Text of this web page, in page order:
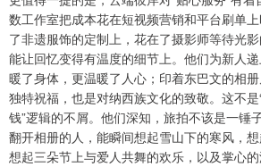
数工作室把成本花在短视频营销和平台刷单
了非遗服饰的定制上，花在了摄影师等待光
能让回忆变得有温度的细节上。他们为新人
暖了身体，更温暖了人心；印着东巴文的相
独特祝福，也是对纳西族文化的致敬。这不是
钱”逻辑的不屑。他们深知，旅拍不该是一锤
翻开相册的人，能瞬间想起雪山下的寒风，
想起三朵节上与爱人共舞的欢乐，以及掌心的